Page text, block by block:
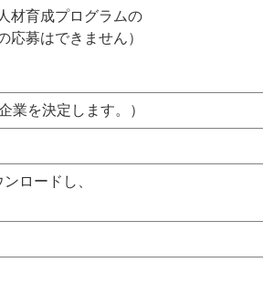
材育成プログラムの
募はできません）
業を決定します。 ）
ロードし、